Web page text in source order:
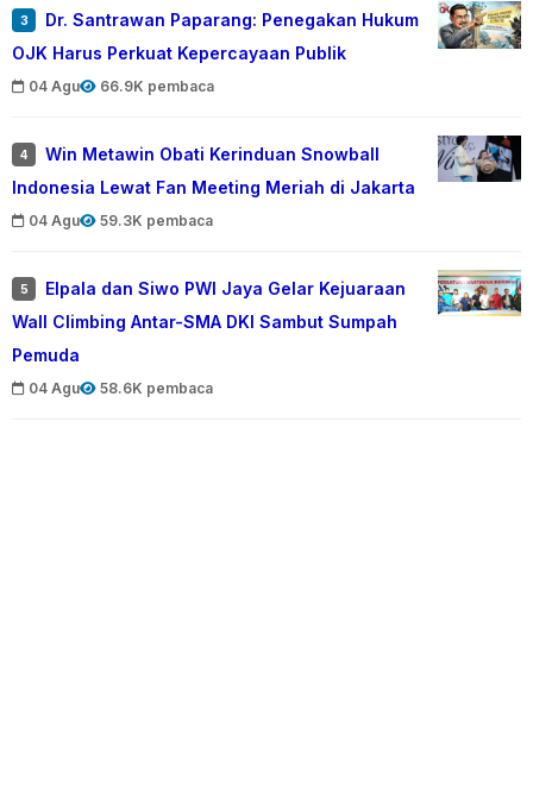
3
Dr. Santrawan Paparang: Penegakan Hukum
OJK Harus Perkuat Kepercayaan Publik
04 Agu 66.9K pembaca
4
Win Metawin Obati Kerinduan Snowball
Indonesia Lewat Fan Meeting Meriah di Jakarta
04 Agu 59.3K pembaca
5
Elpala dan Siwo PWI Jaya Gelar Kejuaraan
Wall Climbing Antar-SMA DKI Sambut Sumpah
Pemuda
04 Agu 58.6K pembaca